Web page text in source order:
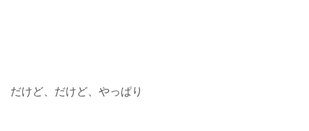
だけど、だけど、やっぱり